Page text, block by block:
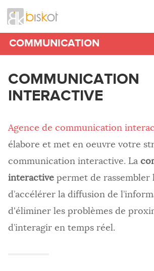
L'agence
Recrutement
Nous contacter
CONSEIL
SITES INTERNET
COMMUNICATION
IMPRESSION
COMMUNICATION
COMMUNICATION INTERACTIVE
Visite virtuelle
Ecard
Veille marketing
Exécution du web marketing
CAMPAGNE MAILING
Routage emailing
Routage Fax
COMMUNICATION
INTERACTIVE
Agence de communication
élabore et met en oeuvre votre
communication interactive. La
interactive permet de rassembler
d’accélérer la diffusion de
d'éliminer les problèmes de
d’interagir en temps réel.